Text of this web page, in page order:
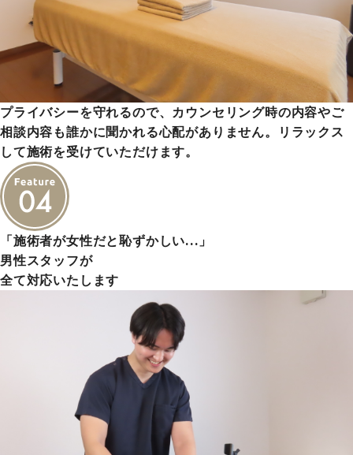
プライバシーを守れるので、カウンセリング時の内容やご
相談内容も誰かに聞かれる心配がありません。リラックス
して施術を受けていただけます。
「施術者が女性だと恥ずかしい…」
男性スタッフが
全て対応いたします